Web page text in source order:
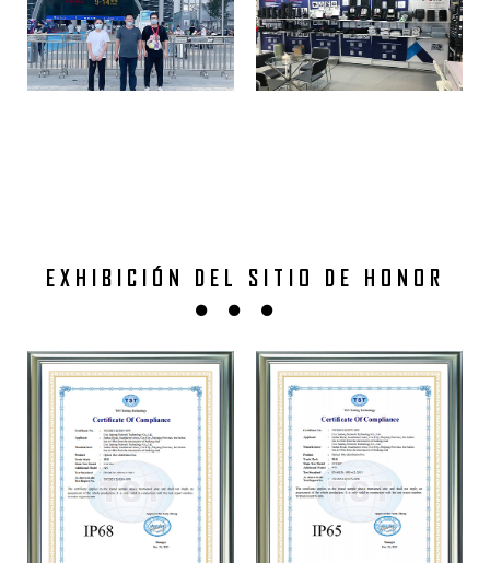
EXHIBICIÓN DEL SITIO DE HONOR